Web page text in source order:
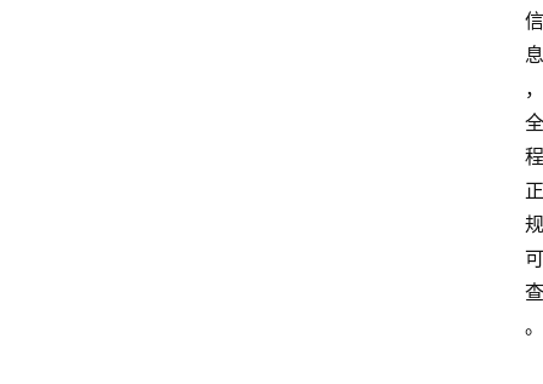
信
息
，
全
程
正
规
可
查
。